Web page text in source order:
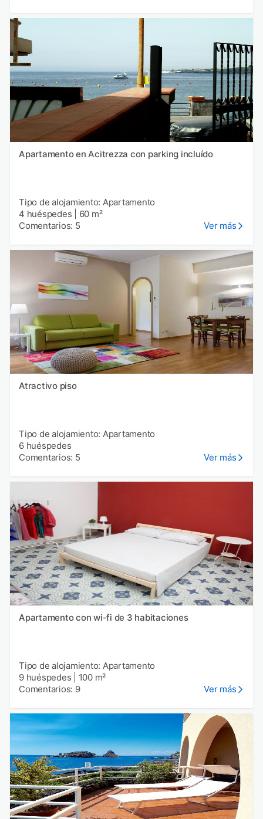
Apartamento en Acitrezza con parking incluído
Tipo de alojamiento: Apartamento
4 huéspedes
60 m²
Comentarios: 5
Ver más
Atractivo piso
Tipo de alojamiento: Apartamento
6 huéspedes
Comentarios: 5
Ver más
Apartamento con wi-fi de 3 habitaciones
Tipo de alojamiento: Apartamento
9 huéspedes
100 m²
Comentarios: 9
Ver más